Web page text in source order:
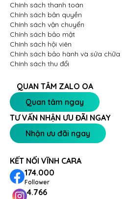
Chính sách thanh toán
Chính sách bản quyền
Chính sách vận chuyển
Chính sách bảo mật
Chính sách hội viên
Chính sách bảo hành và sửa chữa
Chính sách thu đổi
QUAN TÂM ZALO OA
Quan tâm ngay
TƯ VẤN NHẬN ƯU ĐÃI NGAY
Nhận ưu đãi ngay
KẾT NỐI VĨNH CARA
174.000
Follower
4.766